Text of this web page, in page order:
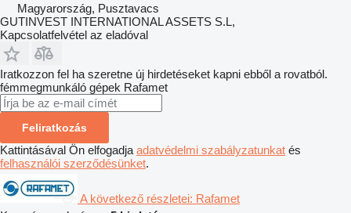
Magyarország, Pusztavacs
GUTINVEST INTERNATIONAL ASSETS S.L,
Kapcsolatfelvétel az eladóval
Iratkozzon fel ha szeretne új hirdetéseket kapni ebből a rovatból.
fémmegmunkáló gépek Rafamet
Feliratkozás
Kattintásával Ön elfogadja adatvédelmi szabályzatunkat és
felhasználói szerződésünket.
A következő részletei: Rafamet